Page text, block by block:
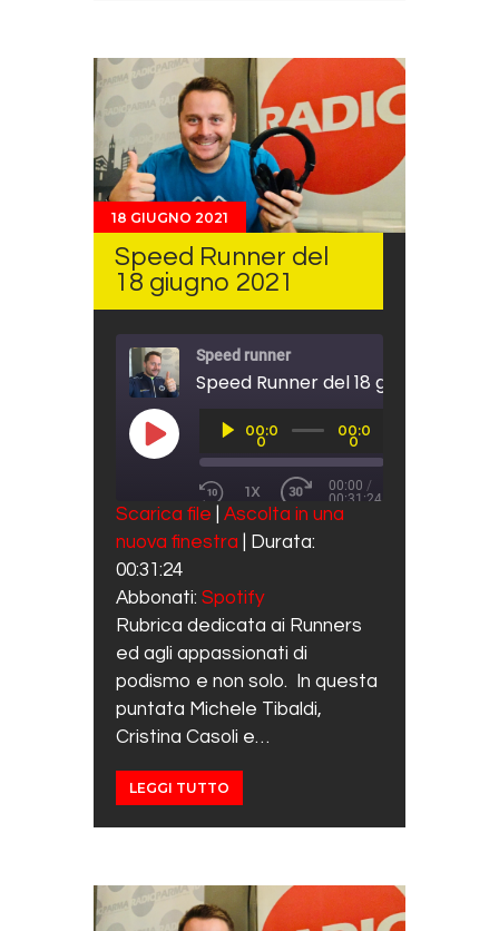
18 GIUGNO 2021
Speed Runner del
18 giugno 2021
Speed runner
Speed Runner del 18 giugno 2021
PLAY EPISODE
Audio
Player00:0
0
00:0
0
REWIND 10 SECONDS
1X
FAST FORWARD 30
00:00 /
00:31:24
SUBSCRIBE SHARE
Spotify
RSS FEED
SHARE
LINK
EMBED
Scarica file
Ascolta in una
nuova finestra
Durata:
00:31:24
Abbonati: Spotify
Rubrica dedicata ai Runners
ed agli appassionati di
podismo e non solo. In questa
puntata Michele Tibaldi,
Cristina Casoli e…
LEGGI TUTTO